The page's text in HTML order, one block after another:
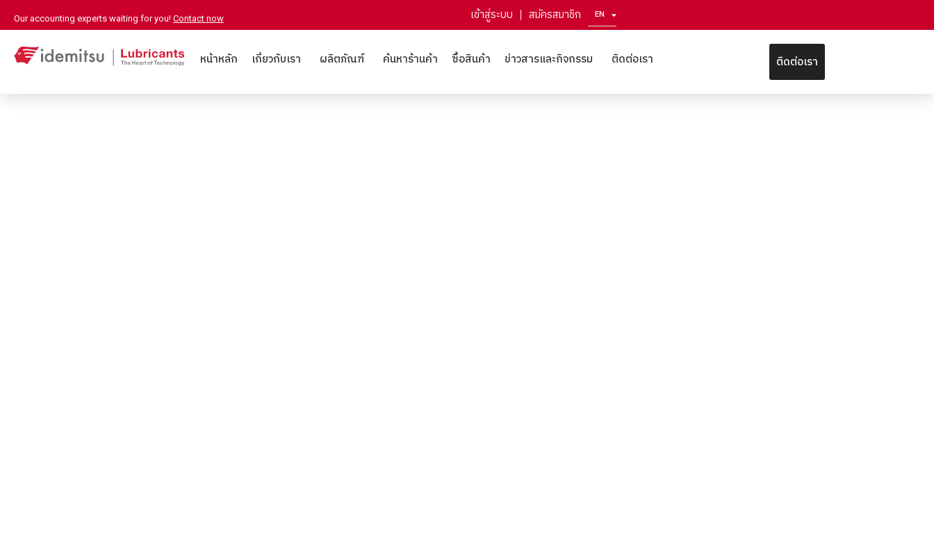
Our accounting experts waiting for you! Contact now เข้าสู่ระบบ สมัครสมาชิก EN
ZH
หน้าหลัก เกี่ยวกับเรา ผลิตภัณฑ์ ค้นหาร้านค้า ซื้อสินค้า ข่าวสารและกิจกรรม ติดต่อเรา ติดต่อเรา